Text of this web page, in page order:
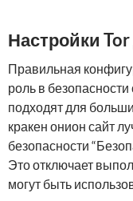
Настройки
Правильная
роль в
подходят для
кракен онион сайт
безопасности
Это отключает
могут быть